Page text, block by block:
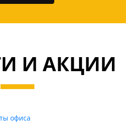
И АКЦИИ
офиса